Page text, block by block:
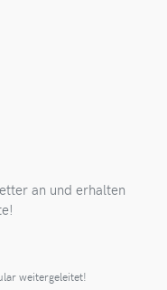
an und erhalten
weitergeleitet!